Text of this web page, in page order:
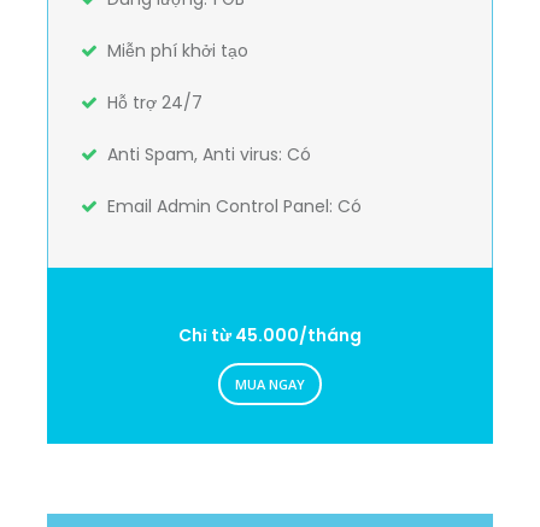
Miễn phí khởi tạo
Hỗ trợ 24/7
Anti Spam, Anti virus: Có
Email Admin Control Panel: Có
Chỉ từ 45.000/tháng
MUA NGAY